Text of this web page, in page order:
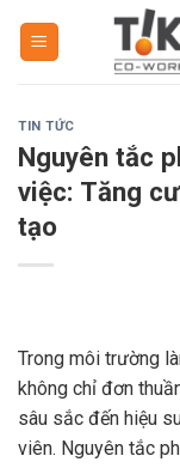
TIN TỨC
Nguyên tắc
việc: Tăng
tạo
Trong môi trường
không chỉ đơn
sâu sắc đến hiệu
viên. Nguyên tắc